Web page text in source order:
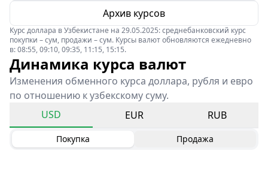
Архив курсов
Курс доллара в Узбекистане на 29.05.2025: среднебанковский курс
покупки – сум, продажи – сум. Курсы валют обновляются ежедневно
в: 08:55, 09:10, 09:35, 11:15, 15:15.
Динамика курса валют
Изменения обменного курса доллара, рубля и евро
по отношению к узбекскому суму.
USD
EUR RUB
Покупка Продажа